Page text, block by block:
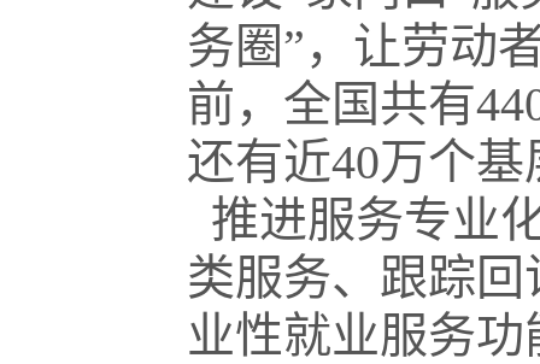
务圈”，让劳动
前，全国共有
还有近40万个
推进服务专业
类服务、跟踪
业性就业服务